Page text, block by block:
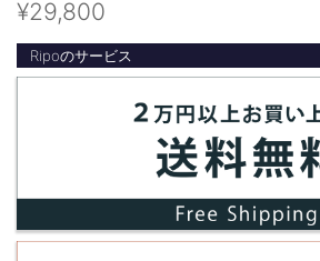
¥29,800
Ripoのサービス